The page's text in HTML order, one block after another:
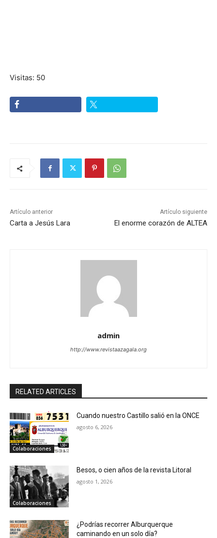
Visitas: 50
Artículo anterior
Carta a Jesús Lara
Artículo siguiente
El enorme corazón de ALTEA
admin
http://www.revistaazagala.org
RELATED ARTICLES
Colaboraciones
Cuando nuestro Castillo salió en la ONCE
agosto 6, 2026
Colaboraciones
Besos, o cien años de la revista Litoral
agosto 1, 2026
¿Podrías recorrer Alburquerque
caminando en un solo día?